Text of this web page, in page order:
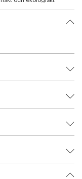
huden och
Den rengör
milda ytaktiva ämnen